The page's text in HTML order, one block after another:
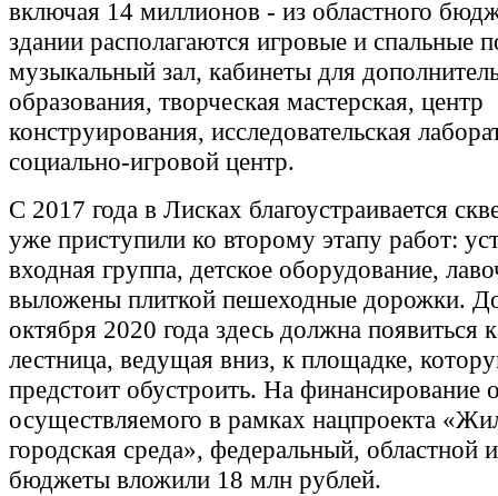
включая 14 миллионов - из областного
здании располагаются игровые и спальные
музыкальный зал, кабинеты для
образования, творческая мастерская, центр
конструирования, исследовательская
социально-игровой центр.
С 2017 года в Лисках благоустраивается
уже приступили ко второму этапу работ:
входная группа, детское оборудование,
выложены плиткой пешеходные дорожки.
октября 2020 года здесь должна появиться
лестница, ведущая вниз, к площадке,
предстоит обустроить. На финансирование
осуществляемого в рамках нацпроекта
городская среда», федеральный, областной
бюджеты вложили 18 млн рублей.